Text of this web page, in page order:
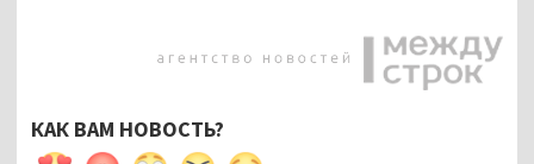
КАК ВАМ НОВОСТЬ?